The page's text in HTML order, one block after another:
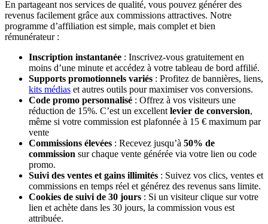
En partageant nos services de qualité, vous pouvez générer des
revenus facilement grâce aux commissions attractives. Notre
programme d’affiliation est simple, mais complet et bien
rémunérateur :
Inscription instantanée : Inscrivez-vous gratuitement en
moins d’une minute et accédez à votre tableau de bord affilié.
Supports promotionnels variés : Profitez de bannières, liens,
kits médias et autres outils pour maximiser vos conversions.
Code promo personnalisé : Offrez à vos visiteurs une
réduction de 15%. C’est un excellent levier de conversion,
même si votre commission est plafonnée à 15 € maximum par
vente
Commissions élevées : Recevez jusqu’à 50% de
commission sur chaque vente générée via votre lien ou code
promo.
Suivi des ventes et gains illimités : Suivez vos clics, ventes et
commissions en temps réel et générez des revenus sans limite.
Cookies de suivi de 30 jours : Si un visiteur clique sur votre
lien et achète dans les 30 jours, la commission vous est
attribuée.